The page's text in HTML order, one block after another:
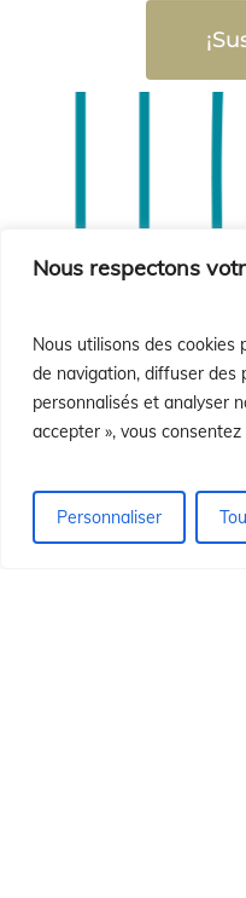
Nous respectons
Nous utilisons des cookies
de navigation, diffuser des
personnalisés et analyser
accepter », vous
Personnaliser